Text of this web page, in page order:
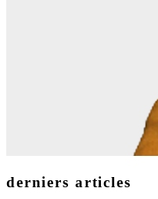
derniers articles